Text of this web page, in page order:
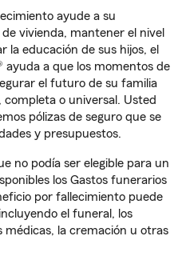
ayude a su
vivienda, mantener el nivel
la educación de sus hijos, el
ayuda a que los momentos de
el futuro de su familia
completa o universal. Usted
pólizas de seguro que se
y presupuestos.
no podía ser elegible para un
los Gastos funerarios
por fallecimiento puede
el funeral, los
la cremación u otras